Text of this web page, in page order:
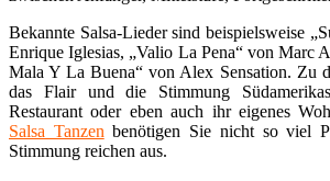
Bekannte Salsa-Lieder sind beispielsweise
Enrique Iglesias, „Valio La Pena“ von Marc
Mala Y La Buena“ von Alex Sensation. Zu
das Flair und die Stimmung
Restaurant oder eben auch ihr eigenes
Salsa Tanzen benötigen Sie nicht so viel
Stimmung reichen aus.